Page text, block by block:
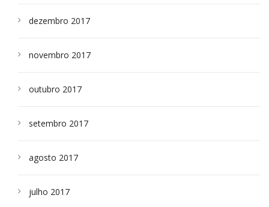
dezembro 2017
novembro 2017
outubro 2017
setembro 2017
agosto 2017
julho 2017